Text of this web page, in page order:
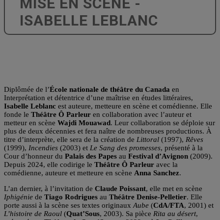
ISABELLE LEBLANC
Diplômée de l’École nationale de théâtre du Canada en
Interprétation et détentrice d’une maîtrise en études littéraires,
Isabelle Leblanc est auteure, metteure en scène et comédienne. Elle
fonde le Théâtre Ô Parleur en collaboration avec l’auteur et
metteur en scène Wajdi Mouawad. Leur collaboration se déploie sur
plus de deux décennies et fera naître de nombreuses productions. À
titre d’interprète, elle sera de la création de Littoral (1997), Rêves
(1999), Incendies (2003) et Le Sang des promesses, présenté à la
Cour d’honneur du Palais des Papes au Festival d’Avignon (2009).
Depuis 2024, elle codirige le Théâtre Ô Parleur avec la
comédienne, auteure et metteure en scène Anna Sanchez.
L’an dernier, à l’invitation de Claude Poissant, elle met en scène
Iphigénie de Tiago Rodrigues au Théâtre Denise-Pelletier. Elle
porte aussi à la scène ses textes originaux Aube (CdA/FTA, 2001) et
L’histoire de Raoul (Quat’Sous, 2003). Sa pièce Rita au désert,